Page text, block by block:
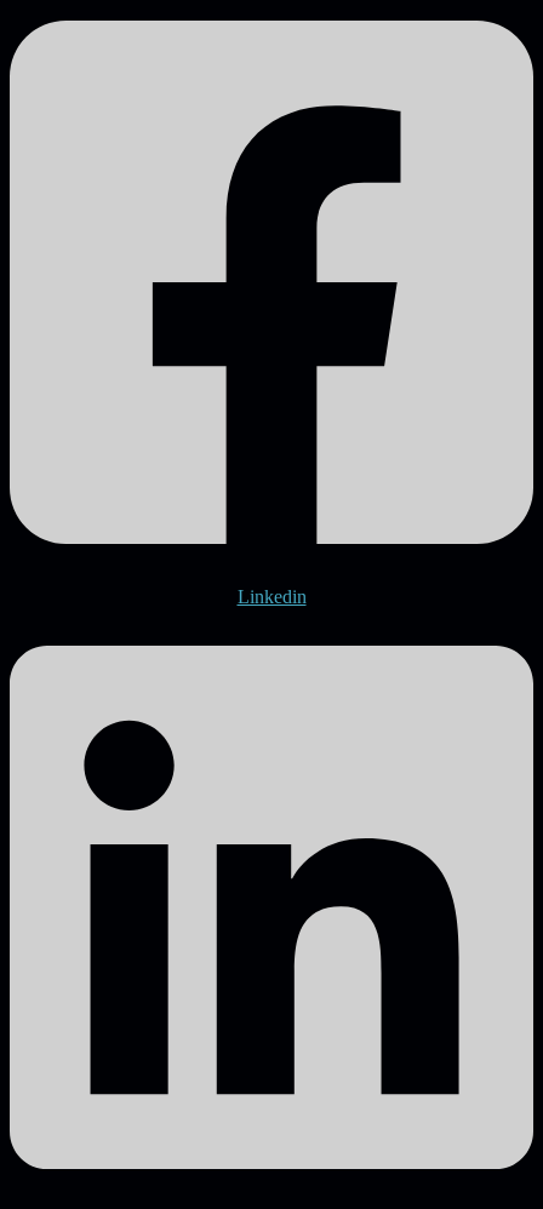
Linkedin